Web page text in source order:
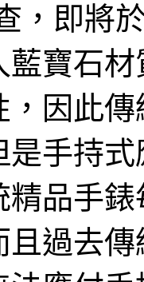
，即將
藍寶石
，因此
是手持
精品手
且過去